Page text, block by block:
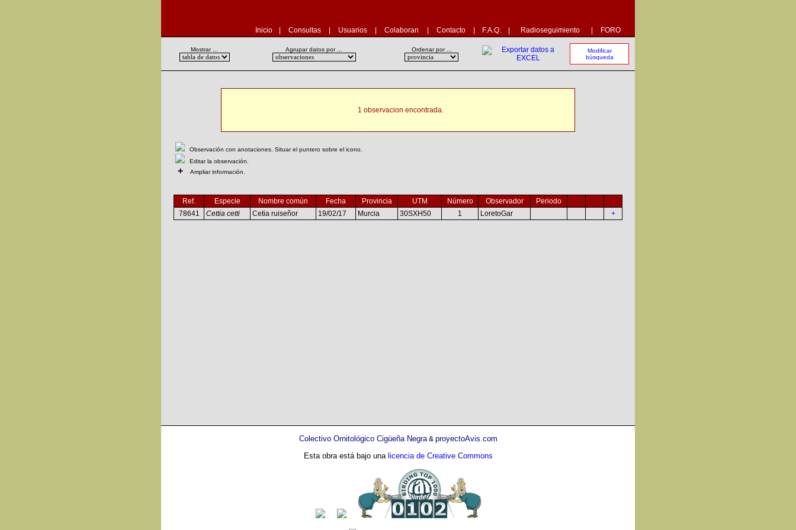
Inicio Consultas Usuarios Colaboran Contacto F.A.Q. Radioseguimiento FORO
Mostrar ... Agrupar datos por ... Ordenar por ...
Modificar
búsqueda
1 observacion encontrada.
Observación con anotaciones. Situar el puntero sobre el icono.
Editar la observación.
+ Ampliar información.
Ref. Especie Nombre común Fecha Provincia UTM Número Observador
Periodo
78641
Cettia cetti Cetia ruiseñor 19/02/17 Murcia 30SXH50 1 LoretoGar +
Colectivo Ornitológico Cigüeña Negra& proyectoAvis.com
Esta obra está bajo una licencia de Creative Commons